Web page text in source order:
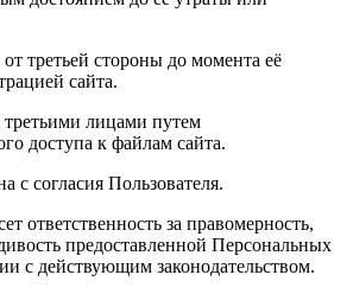
третьей стороны до момента её
сайта.
лицами путем
доступа к файлам сайта.
с согласия Пользователя.
ответственность за правомерность,
предоставленной Персональных
с действующим законодательством.